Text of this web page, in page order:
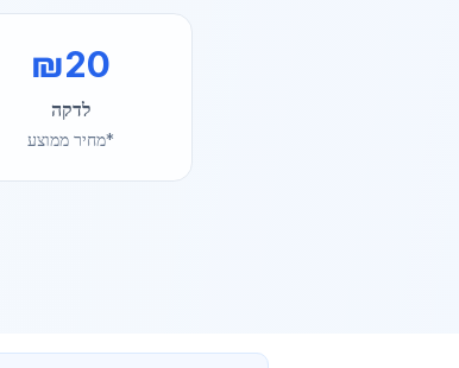
₪20
לדקה
*מחיר ממוצע